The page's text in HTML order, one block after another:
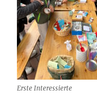
Erste Interessierte